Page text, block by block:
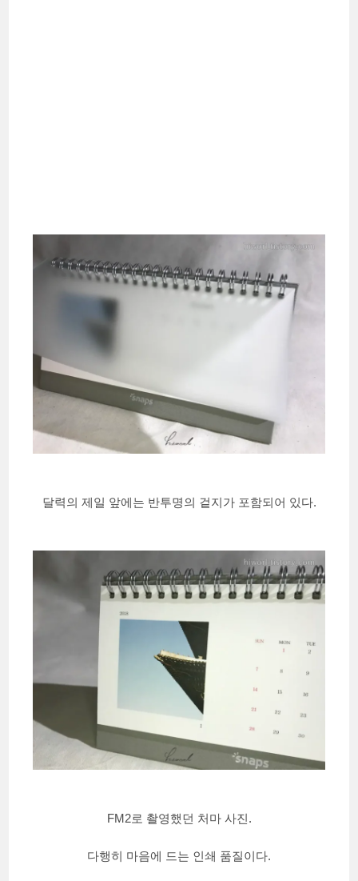
달력의 제일 앞에는 반투명의 겉지가 포함되어 있다.
FM2로 촬영했던 처마 사진.
다행히 마음에 드는 인쇄 품질이다.